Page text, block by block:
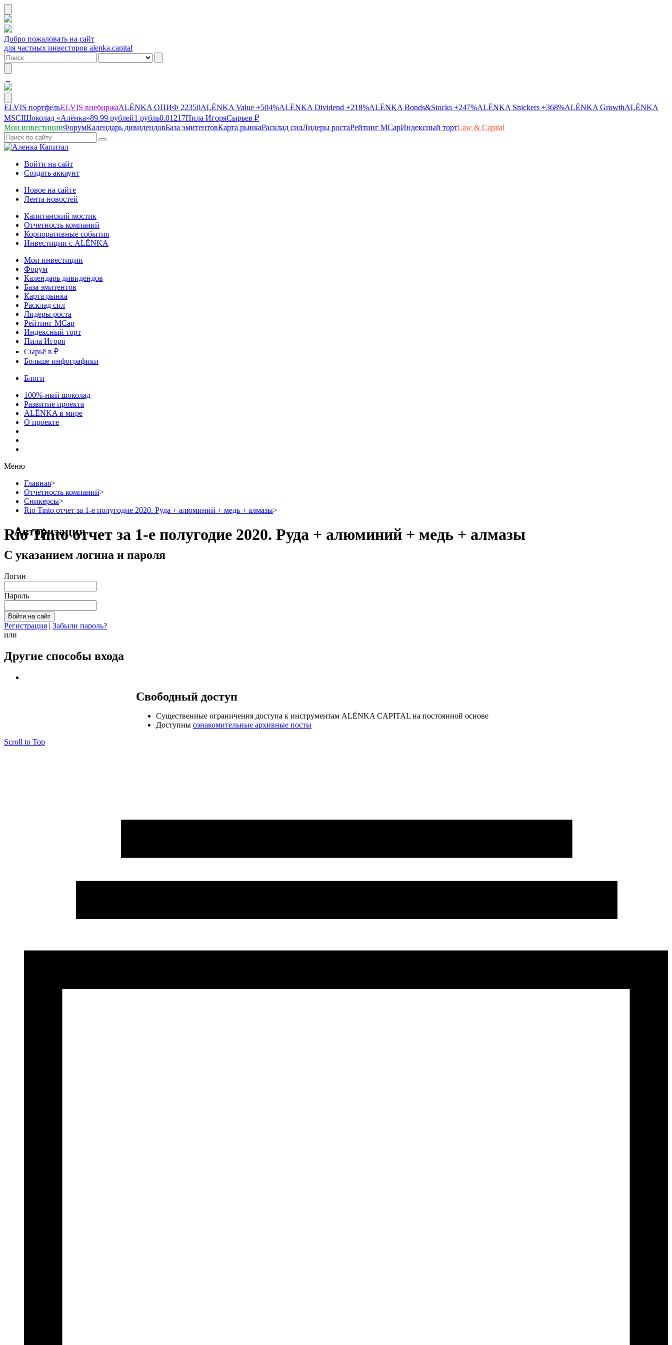
Добро пожаловать на сайт
для частных инвесторов alenka.capital
ELVIS портфельELVIS внебиржаALЁNKA ОПИФ 22350ALЁNKA Value +504%ALЁNKA Dividend +218%ALЁNKA Bonds&Stocks +247%ALЁNKA Snickers +368%ALЁNKA GrowthALЁNKA
MSCIШоколад «Алёнка»89.99 рублей1 рубль0.01217Пила ИгоряСырьев ₽
Мои инвестицииФорумКалендарь дивидендовБаза эмитентовКарта рынкаРасклад силЛидеры ростаРейтинг MCapИндексный тортLaw & Capital
Войти на сайт
Создать аккаунт
Новое на сайте
Лента новостей
Капитанский мостик
Отчетность компаний
Корпоративные события
Инвестиции с ALЁNKA
Мои инвестиции
Форум
Календарь дивидендов
База эмитентов
Карта рынка
Расклад сил
Лидеры роста
Рейтинг MCap
Индексный торт
Пила Игоря
Сырьё в ₽
Больше инфографики
Блоги
100%-ный шоколад
Развитие проекта
ALЁNKA в мире
О проекте
Меню
Главная>
Отчетность компаний>
Сникерсы>
Rio Tinto отчет за 1-е полугодие 2020. Руда + алюминий + медь + алмазы>
Rio Tinto отчет за 1-е полугодие 2020. Руда + алюминий + медь + алмазы
Авторизация
С указанием логина и пароля
Логин
Пароль
Регистрация | Забыли пароль?
или
Другие способы входа
Свободный доступ
Cущественные ограничения доступа к инструментам ALЁNKA CAPITAL на постоянной основе
Доступны ознакомительные архивные посты
Scroll to Top